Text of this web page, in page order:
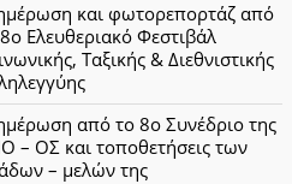
και φωτορεπορτάζ από
Ελευθεριακό Φεστιβάλ
Ταξικής & Διεθνιστικής
από το 8ο Συνέδριο της
– ΟΣ και τοποθετήσεις των
– μελών της